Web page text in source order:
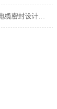
川源MA潜水搅拌机电缆密封设计，排除了电缆漏水的隐患